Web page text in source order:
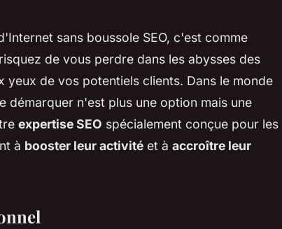
sans boussole SEO, c'est comme
de vous perdre dans les abysses des
yeux de vos potentiels clients. Dans le monde
démarquer n'est plus une option mais une
expertise SEO spécialement conçue pour les
à booster leur activité et à accroître leur